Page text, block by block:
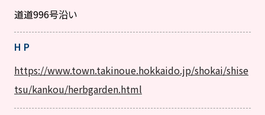
道道996号沿い
H P
https://www.town.takinoue.hokkaido.jp/shokai/shise
tsu/kankou/herbgarden.html